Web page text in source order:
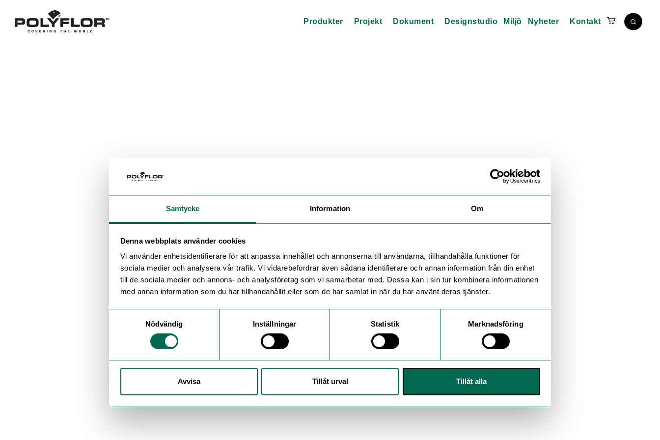
Samtycke Information Om
Denna webbplats använder cookies
Vi använder enhetsidentifierare för att anpassa innehållet och annonserna till användarna, tillhandahålla funktioner för
sociala medier och analysera vår trafik. Vi vidarebefordrar även sådana identifierare och annan information från din enhet
till de sociala medier och annons- och analysföretag som vi samarbetar med. Dessa kan i sin tur kombinera informationen
med annan information som du har tillhandahållit eller som de har samlat in när du har använt deras tjänster.
Nödvändig
Inställningar Statistik Marknadsföring
Avvisa Tillåt urval Tillåt alla
Produkter Projekt Dokument Designstudio Miljö Nyheter Kontakt